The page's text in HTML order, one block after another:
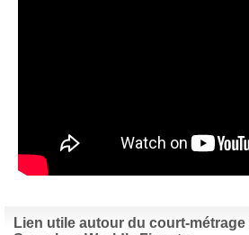
Lien utile autour du court-métrage